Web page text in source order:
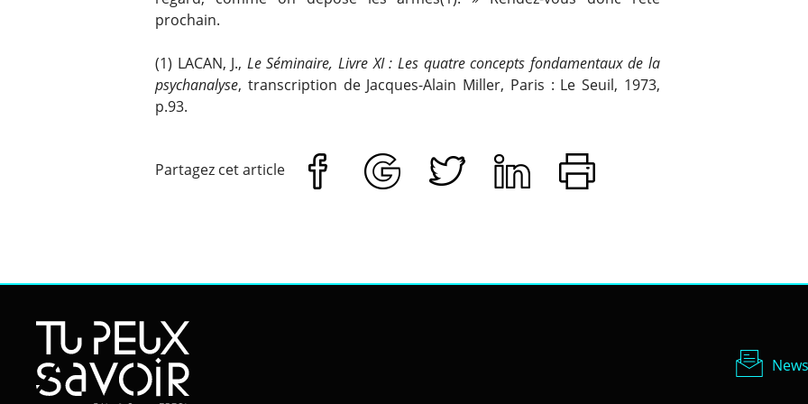
prochain.
(1) LACAN, J., Le Séminaire, Livre XI : Les quatre concepts fondamentaux de la
psychanalyse, transcription de Jacques-Alain Miller, Paris : Le Seuil, 1973,
p.93.
Partagez cet article